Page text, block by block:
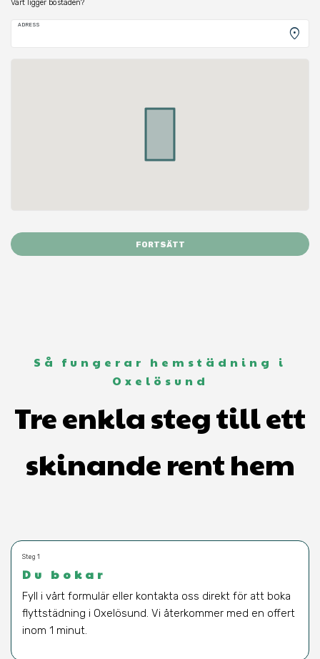
Vart ligger bostaden?
ADRESS
location_on
FORTSÄTT
Så fungerar hemstädning i
Oxelösund
Tre enkla steg till ett
skinande rent hem
Steg 1
Du bokar
Fyll i vårt formulär eller kontakta oss direkt för att boka
flyttstädning i Oxelösund. Vi återkommer med en offert
inom 1 minut.